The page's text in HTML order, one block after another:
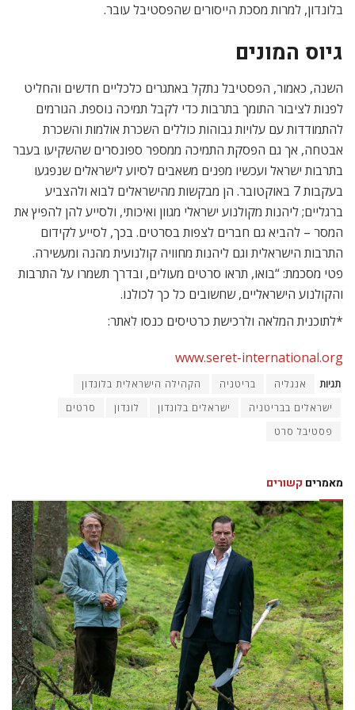
בלונדון, למרות מסכת הייסורים שהפסטיבל עובר.
גיוס המונים
השנה, כאמור, הפסטיבל נתקל באתגרים כלכליים חדשים והחליט
לפנות לציבור התומך בתרבות כדי לקבל תמיכה נוספת. הגורמים
להתמודדות עם עלויות גבוהות כוללים השכרת אולמות והשכרת
אבטחה, אך גם הפסקת התמיכה ממספר ספונסרים שהשקיעו בעבר
בתרבות ישראל ועכשיו מפנים משאבים לסיוע לישראלים שנפגעו
בעקבות 7 באוקטובר. הן מבקשות מהישראלים לבוא ולהצביע
ברגליים; ליהנות מקולנוע ישראלי מגוון ואיכותי, ולסייע להן להפיץ את
המסר – להביא גם חברים לצפות בסרטים. בכך, לסייע לקידום
התרבות הישראלית וגם ליהנות מחוויה קולנועית מהנה ומעשירה.
פטי מסכמת: “בואו, תראו סרטים מעולים, ובדרך תשמרו על התרבות
והקולנוע הישראליים, שחשובים כל כך לכולנו.
*לתוכנית המלאה ולרכישת כרטיסים כנסו לאתר:
www.seret-international.org
תגיות אנגליה בריטניה
הקהילה הישראלית בלונדון
ישראלים בבריטניה
ישראלים בלונדון לונדון
סרטים
פסטיבל סרט
מאמרים קשורים